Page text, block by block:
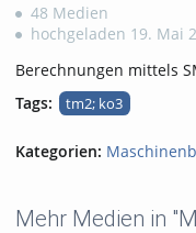
48 Medien
hochgeladen 19. Mai
Berechnungen mittels
Tags:
tm2; ko3
Kategorien:
Mehr Medien in